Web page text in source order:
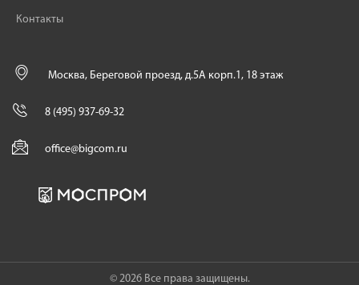
Контакты
Москва, Береговой проезд, д.5А корп.1, 18 этаж
8 (495) 937-69-32
office@bigcom.ru
© 2026 Все права защищены.